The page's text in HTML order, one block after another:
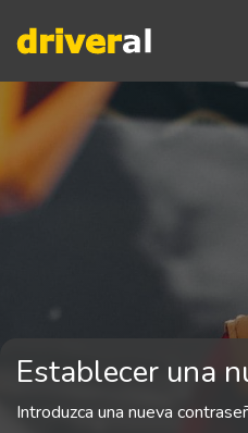
Establecer una
Introduzca una nueva